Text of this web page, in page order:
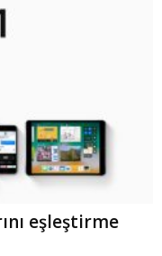
eşleştirme